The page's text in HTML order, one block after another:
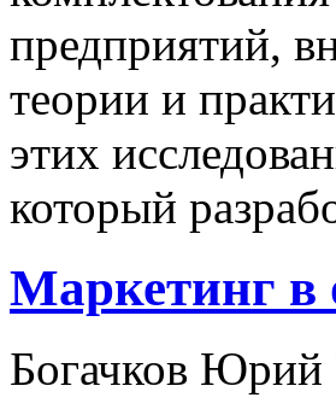
предприятий,
теории и
этих
который
Маркетинг в
Богачков Юрий